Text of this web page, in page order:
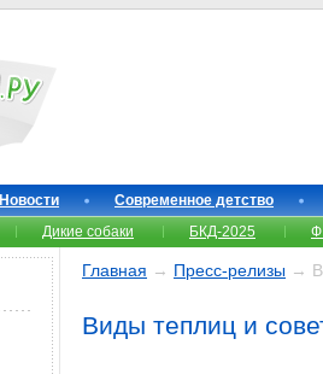
Новости
Современное детство
Дикие собаки БКД-2025
Главная → Пресс-релизы →
Виды теплиц и